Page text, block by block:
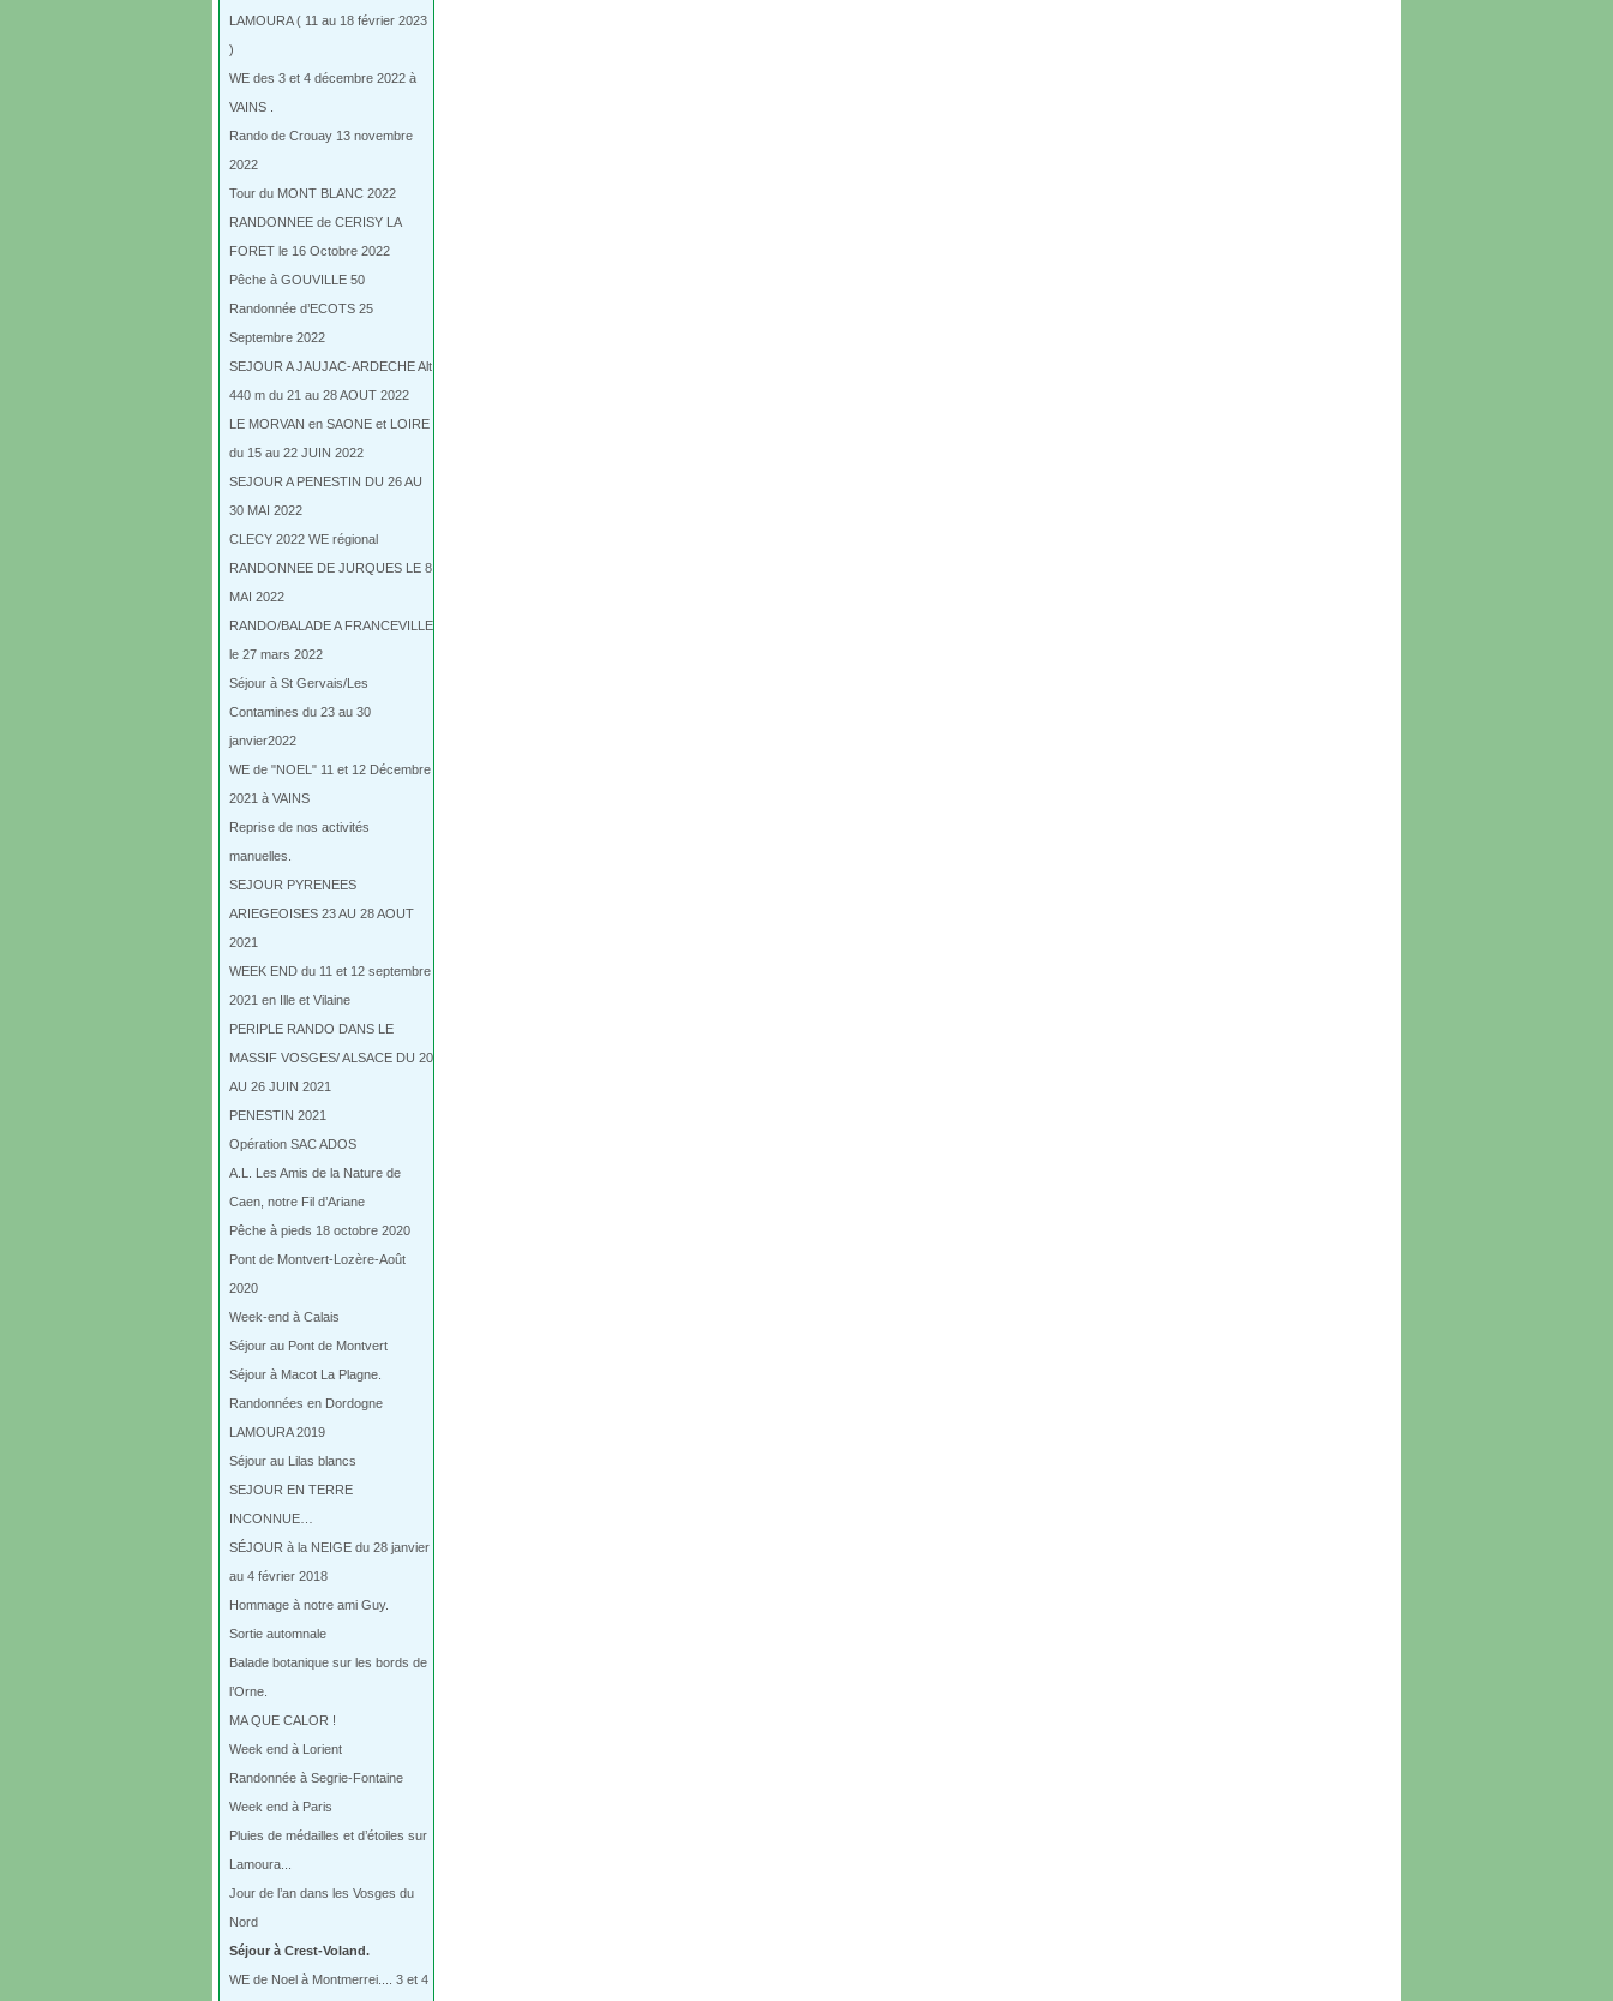
LAMOURA ( 11 au 18 février 2023
)
WE des 3 et 4 décembre 2022 à
VAINS .
Rando de Crouay 13 novembre
2022
Tour du MONT BLANC 2022
RANDONNEE de CERISY LA
FORET le 16 Octobre 2022
Pêche à GOUVILLE 50
Randonnée d’ECOTS 25
Septembre 2022
SEJOUR A JAUJAC-ARDECHE Alt
440 m du 21 au 28 AOUT 2022
LE MORVAN en SAONE et LOIRE
du 15 au 22 JUIN 2022
SEJOUR A PENESTIN DU 26 AU
30 MAI 2022
CLECY 2022 WE régional
RANDONNEE DE JURQUES LE 8
MAI 2022
RANDO/BALADE A FRANCEVILLE
le 27 mars 2022
Séjour à St Gervais/Les
Contamines du 23 au 30
janvier2022
WE de "NOEL" 11 et 12 Décembre
2021 à VAINS
Reprise de nos activités
manuelles.
SEJOUR PYRENEES
ARIEGEOISES 23 AU 28 AOUT
2021
WEEK END du 11 et 12 septembre
2021 en Ille et Vilaine
PERIPLE RANDO DANS LE
MASSIF VOSGES/ ALSACE DU 20
AU 26 JUIN 2021
PENESTIN 2021
Opération SAC ADOS
A.L. Les Amis de la Nature de
Caen, notre Fil d’Ariane
Pêche à pieds 18 octobre 2020
Pont de Montvert-Lozère-Août
2020
Week-end à Calais
Séjour au Pont de Montvert
Séjour à Macot La Plagne.
Randonnées en Dordogne
LAMOURA 2019
Séjour au Lilas blancs
SEJOUR EN TERRE
INCONNUE…
SÉJOUR à la NEIGE du 28 janvier
au 4 février 2018
Hommage à notre ami Guy.
Sortie automnale
Balade botanique sur les bords de
l’Orne.
MA QUE CALOR !
Week end à Lorient
Randonnée à Segrie-Fontaine
Week end à Paris
Pluies de médailles et d’étoiles sur
Lamoura...
Jour de l’an dans les Vosges du
Nord
Séjour à Crest-Voland.
WE de Noel à Montmerrei.... 3 et 4